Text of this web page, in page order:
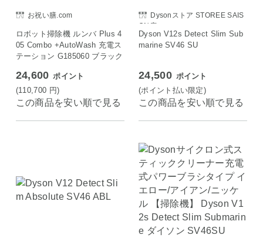
お祝い膳.com
ロボット掃除機 ルンバ Plus 4
05 Combo +AutoWash 充電ス
テーション G185060 ブラック
24,600 ポイント
(110,700 円)
この商品を安い順で見る
Dysonストア STOREE SAIS
ON店
Dyson V12s Detect Slim Sub
marine SV46 SU
24,500 ポイント
(ポイント払い限定)
この商品を安い順で見る